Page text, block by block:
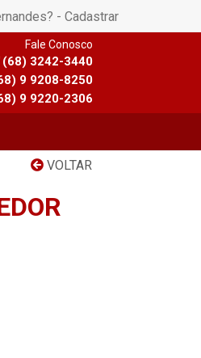
- Cadastrar
Fale Conosco
(68) 3242-3440
9 9208-8250
9 9220-2306
VOLTAR